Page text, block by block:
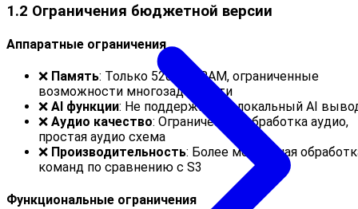
1.2 Ограничения бюджетной версии
Аппаратные ограничения
❌ Память: Только 520KB SRAM, ограниченные
возможности многозадачности
❌ AI функции: Не поддерживает локальный AI
❌ Аудио качество: Ограниченная обработка аудио,
простая аудио схема
❌ Производительность: Более медленная
команд по сравнению с S3
Функциональные ограничения